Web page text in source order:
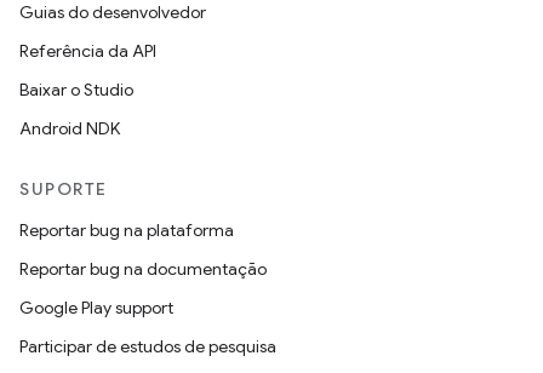
Guias do desenvolvedor
Referência da API
Baixar o Studio
Android NDK
SUPORTE
Reportar bug na plataforma
Reportar bug na documentação
Google Play support
Participar de estudos de pesquisa